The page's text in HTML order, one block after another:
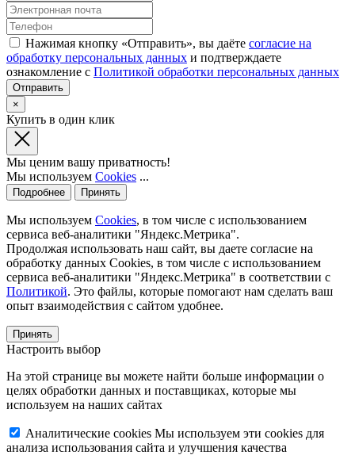
Нажимая кнопку «Отправить», вы даёте согласие на
обработку персональных данных и подтверждаете
ознакомление с Политикой обработки персональных данных
×
Купить в один клик
Мы ценим вашу приватность!
Мы используем Cookies ...
Подробнее Принять
Мы используем Cookies, в том числе с использованием
сервиса веб-аналитики "Яндекс.Метрика".
Продолжая использовать наш сайт, вы даете согласие на
обработку данных Cookies, в том числе с использованием
сервиса веб-аналитики "Яндекс.Метрика" в соответствии с
Политикой. Это файлы, которые помогают нам сделать ваш
опыт взаимодействия с сайтом удобнее.
Принять
Настроить выбор
На этой странице вы можете найти больше информации о
целях обработки данных и поставщиках, которые мы
используем на наших сайтах
Аналитические cookies Мы используем эти cookies для
анализа использования сайта и улучшения качества